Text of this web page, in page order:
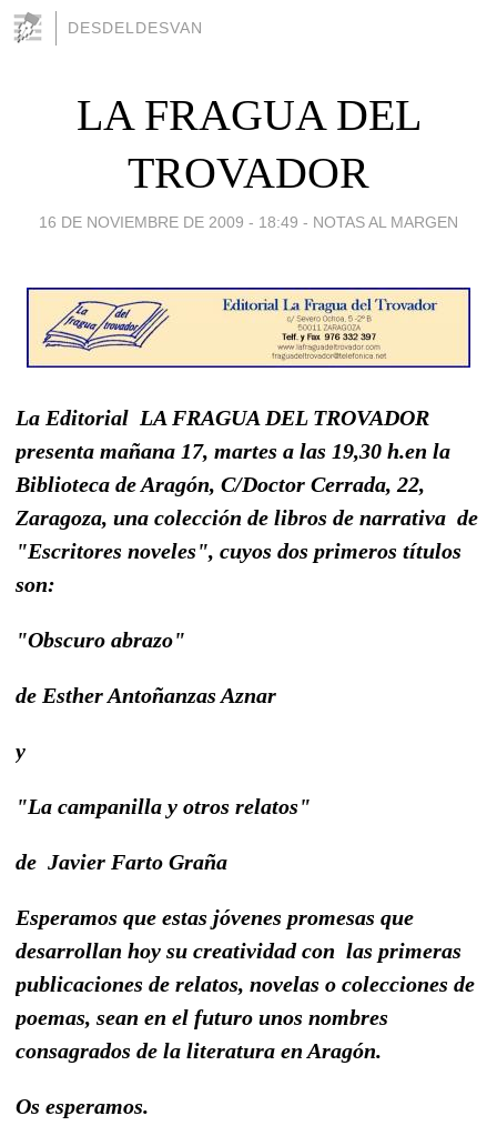
DESDELDESVAN
LA FRAGUA DEL
TROVADOR
16 DE NOVIEMBRE DE 2009 - 18:49 - NOTAS AL MARGEN
La Editorial LA FRAGUA DEL TROVADOR
presenta mañana 17, martes a las 19,30 h.en la
Biblioteca de Aragón, C/Doctor Cerrada, 22,
Zaragoza, una colección de libros de narrativa de
"Escritores noveles", cuyos dos primeros títulos
son:
"Obscuro abrazo"
de Esther Antoñanzas Aznar
y
"La campanilla y otros relatos"
de Javier Farto Graña
Esperamos que estas jóvenes promesas que
desarrollan hoy su creatividad con las primeras
publicaciones de relatos, novelas o colecciones de
poemas, sean en el futuro unos nombres
consagrados de la literatura en Aragón.
Os esperamos.